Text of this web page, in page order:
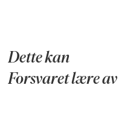
Dette kan
Forsvaret lære av